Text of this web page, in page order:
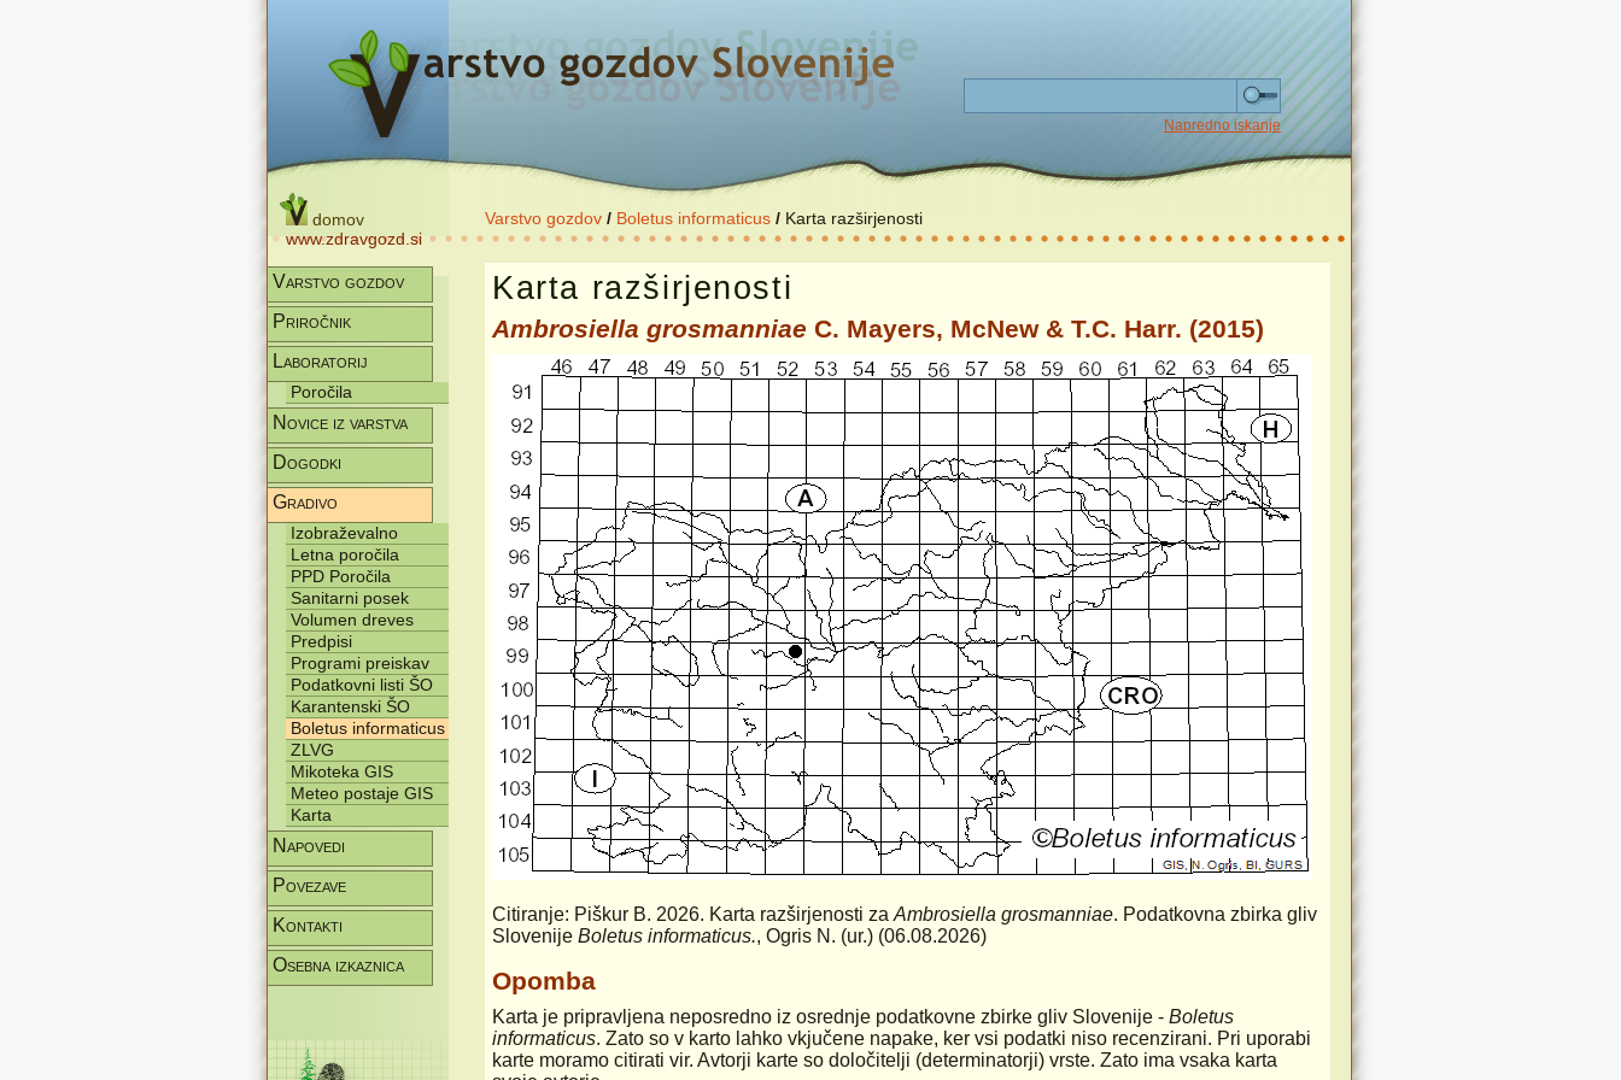
Napredno iskanje
domov
www.zdravgozd.si
Varstvo gozdov / Boletus informaticus / Karta razširjenosti
Varstvo gozdov
Priročnik
Laboratorij
Poročila
Novice iz varstva
Dogodki
Gradivo
Izobraževalno
Letna poročila
PPD Poročila
Sanitarni posek
Volumen dreves
Predpisi
Programi preiskav
Podatkovni listi ŠO
Karantenski ŠO
Boletus informaticus
ZLVG
Mikoteka GIS
Meteo postaje GIS
Karta
Napovedi
Povezave
Kontakti
Osebna izkaznica
Karta razširjenosti
Ambrosiella grosmanniae C. Mayers, McNew & T.C. Harr. (2015)
Citiranje: Piškur B. 2026. Karta razširjenosti za Ambrosiella grosmanniae. Podatkovna zbirka gliv
Slovenije Boletus informaticus., Ogris N. (ur.) (06.08.2026)
Opomba
Karta je pripravljena neposredno iz osrednje podatkovne zbirke gliv Slovenije - Boletus
informaticus. Zato so v karto lahko vkjučene napake, ker vsi podatki niso recenzirani. Pri uporabi
karte moramo citirati vir. Avtorji karte so določitelji (determinatorji) vrste. Zato ima vsaka karta